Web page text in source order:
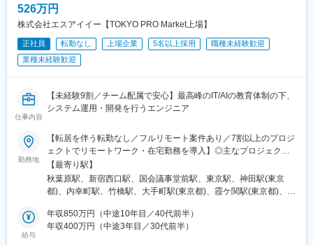
526万円
株式会社エスアイイー【TOKYO PRO Market上場】
正社員 転勤なし 上場企業 5名以上採用
職種未経験歓迎
業種未経験歓迎
仕事内容
【未経験9割／チーム配属で安心】最高峰のIT/AIの教育体制の下、
システム運用・開発を行うエンジニア
勤務地
【転居を伴う転勤なし／フルリモート案件あり／7割以上のプロジ
ェクトでリモートワーク・在宅勤務を導入】◎主なプロジェクト
先東京：大手町、吉祥寺、恵比寿、麹町、三鷹、市ヶ谷、秋葉
原、渋谷、新宿、青山一丁目、赤坂、浅草、代々木、池袋、中
野、調布、銀座、飯田橋、品川、豊洲、有楽町、練馬、六本木な
パスなど神奈川：横浜、武蔵小杉、磯子、戸塚、桜木町、新高
島、川崎、保土ヶ谷など埼玉：さいたま新都心、三郷中央、草
【最寄り駅】
秋葉原駅、新宿西口駅、国会議事堂前駅、東京駅、神田駅(東京
都)、内幸町駅、竹橋駅、大手町駅(東京都)、霞ケ関駅(東京都)、末
ノ水駅、八丁堀駅(東京都)、茅場町駅、勝どき駅、新富町駅(東京
都)、人形町駅、高輪ゲートウェイ駅、田町駅(東京都)、芝浦ふ頭
給与
年収850万円（中途10年目／40代前半）
年収400万円（中途3年目／30代前半）